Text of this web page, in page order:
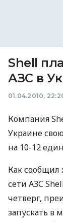
Shell
АЗС в
01.04.2010,
Компания
Украине
на 10-12
Как сообщил
сети АЗС
четверг,
запускать в